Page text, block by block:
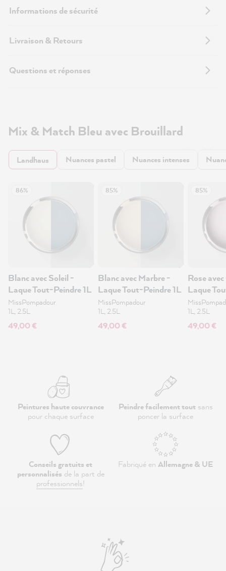
Informations de sécurité
Livraison & Retours
Questions et réponses
Mix & Match Bleu avec Brouillard
Landhaus Nuances pastel Nuances intenses
86%
Blanc avec Soleil -
Laque Tout-Peindre 1L
MissPompadour
1L, 2.5L
49,00 €
85%
Blanc avec Marbre -
Laque Tout-Peindre 1L
MissPompadour
1L, 2.5L
49,00 €
85%
Rose
Laque
1L, 2.5L
49,00 €
Peintures haute couvrance
pour chaque surface
Peindre facilement toutsans
poncer la surface
Conseils gratuits et
personnalisés de la part de
professionnels!
Fabriqué en Allemagne & UE